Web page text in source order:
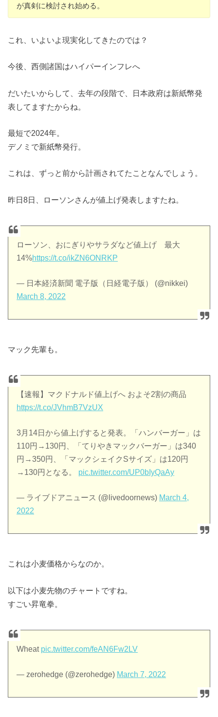
が真剣に検討され始める。
これ、いよいよ現実化してきたのでは？
今後、西側諸国はハイパーインフレへ
だいたいからして、去年の段階で、日本政府は新紙幣発
表してますたからね。
最短で2024年。
デノミで新紙幣発行。
これは、ずっと前から計画されてたことなんでしょう。
昨日8日、ローソンさんが値上げ発表しますたね。
ローソン、おにぎりやサラダなど値上げ 最大
14%https://t.co/ikZN6ONRKP
— 日本経済新聞 電子版（日経電子版） (@nikkei)
March 8, 2022
マック先輩も。
【速報】マクドナルド値上げへ およそ2割の商品
https://t.co/JVhmB7VzUX
3月14日から値上げすると発表。「ハンバーガー」は
110円→130円、「てりやきマックバーガー」は340
円→350円、「マックシェイクSサイズ」は120円
→130円となる。 pic.twitter.com/UP0bIyQaAy
— ライブドアニュース (@livedoornews) March 4,
2022
これは小麦価格からなのか。
以下は小麦先物のチャートですね。
すごい昇竜拳。
Wheat pic.twitter.com/feAN6Fw2LV
— zerohedge (@zerohedge) March 7, 2022